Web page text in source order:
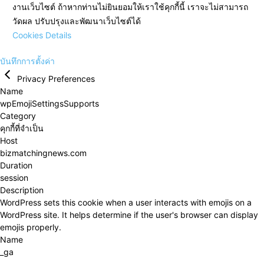
งานเว็บไซต์ ถ้าหากท่านไม่ยินยอมให้เราใช้คุกกี้นี้ เราจะไม่สามารถ
วัดผล ปรับปรุงและพัฒนาเว็บไซต์ได้
Cookies Details
บันทึกการตั้งค่า
Privacy Preferences
Name
wpEmojiSettingsSupports
Category
คุกกี้ที่จำเป็น
Host
bizmatchingnews.com
Duration
session
Description
WordPress sets this cookie when a user interacts with emojis on a
WordPress site. It helps determine if the user's browser can display
emojis properly.
Name
_ga